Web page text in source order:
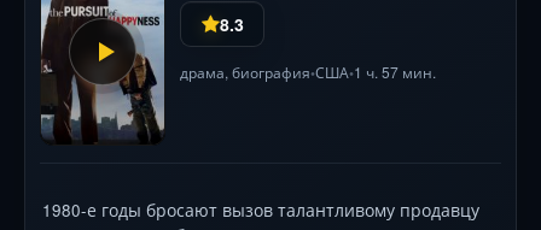
8.3
драма, биография•США•1 ч. 57 мин.
1980-е годы бросают вызов талантливому продавцу